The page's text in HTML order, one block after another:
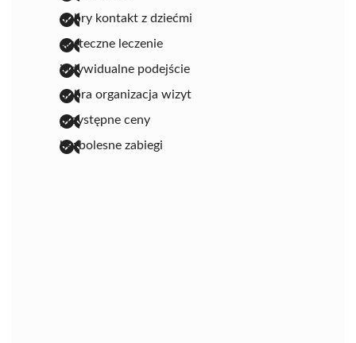
dobry kontakt z dziećmi
skuteczne leczenie
indywidualne podejście
dobra organizacja wizyt
przystępne ceny
bezbolesne zabiegi